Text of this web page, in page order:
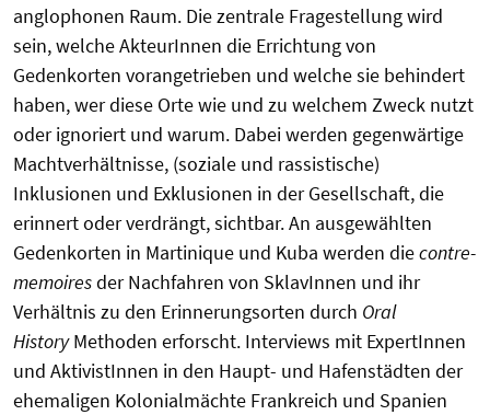
anglophonen Raum. Die zentrale Fragestellung wird
sein, welche AkteurInnen die Errichtung von
Gedenkorten vorangetrieben und welche sie behindert
haben, wer diese Orte wie und zu welchem Zweck nutzt
oder ignoriert und warum. Dabei werden gegenwärtige
Machtverhältnisse, (soziale und rassistische)
Inklusionen und Exklusionen in der Gesellschaft, die
erinnert oder verdrängt, sichtbar. An ausgewählten
Gedenkorten in Martinique und Kuba werden diecontre-
memoiresder Nachfahren von SklavInnen und ihr
Verhältnis zu den Erinnerungsorten durch Oral
HistoryMethoden erforscht. Interviews mit ExpertInnen
und AktivistInnen in den Haupt- und Hafenstädten der
ehemaligen Kolonialmächte Frankreich und Spanien